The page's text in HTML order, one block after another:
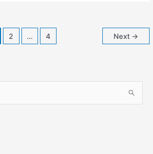
2 ... 4 Next →